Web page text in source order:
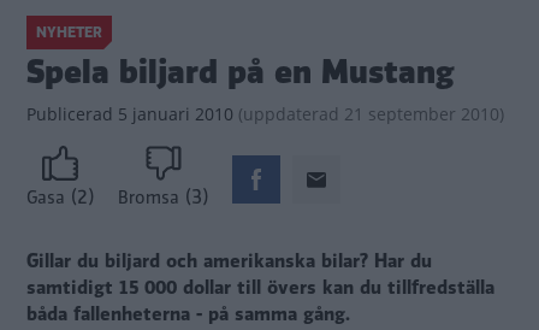
NYHETER
Spela biljard på en Mustang
Publicerad 5 januari 2010 (uppdaterad 21 september 2010)
Gasa (2) Bromsa (3)
Gillar du biljard och amerikanska bilar? Har du
samtidigt 15 000 dollar till övers kan du tillfredställa
båda fallenheterna - på samma gång.